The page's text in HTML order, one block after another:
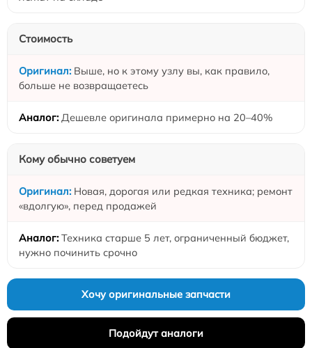
Стоимость
Выше, но к этому узлу вы, как правило,
больше не возвращаетесь
Дешевле оригинала примерно на 20–40%
Кому обычно советуем
Новая, дорогая или редкая техника; ремонт
«вдолгую», перед продажей
Техника старше 5 лет, ограниченный бюджет,
нужно починить срочно
Хочу оригинальные запчасти
Подойдут аналоги